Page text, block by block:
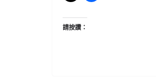
請按讚：